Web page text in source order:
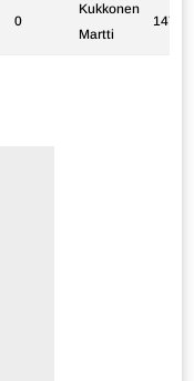
0
Kukkonen
Martti
1472